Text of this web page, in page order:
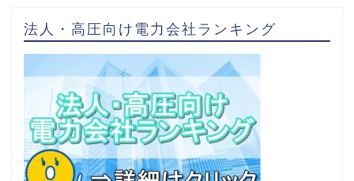
法人・高圧向け電力会社ランキング